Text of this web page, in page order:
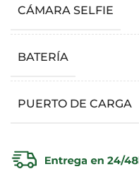
CÁMARA SELFIE
BATERÍA
PUERTO DE CARGA